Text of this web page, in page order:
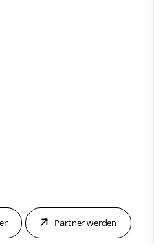
Partner werden